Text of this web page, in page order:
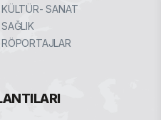
KÜLTÜR- SANAT
SAĞLIK
RÖPORTAJLAR